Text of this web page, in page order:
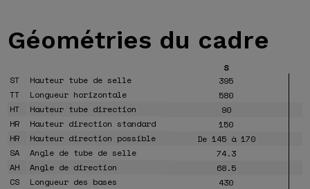
Géométries du cadre
S
ST
Hauteur tube de selle
395
TT
Longueur horizontale
580
HT
Hauteur tube direction
90
HR
Hauteur direction standard
150
HR
Hauteur direction possible
De 145 à 170
SA
Angle de tube de selle
74.3
AH
Angle de direction
68.5
CS
Longueur des bases
430